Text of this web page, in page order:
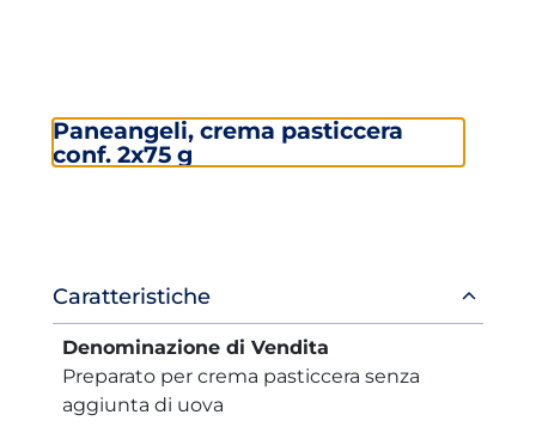
Paneangeli, crema pasticcera
conf. 2x75 g
Informazioni
prodotto
Caratteristiche
Denominazione di Vendita
Preparato per crema pasticcera senza
aggiunta di uova